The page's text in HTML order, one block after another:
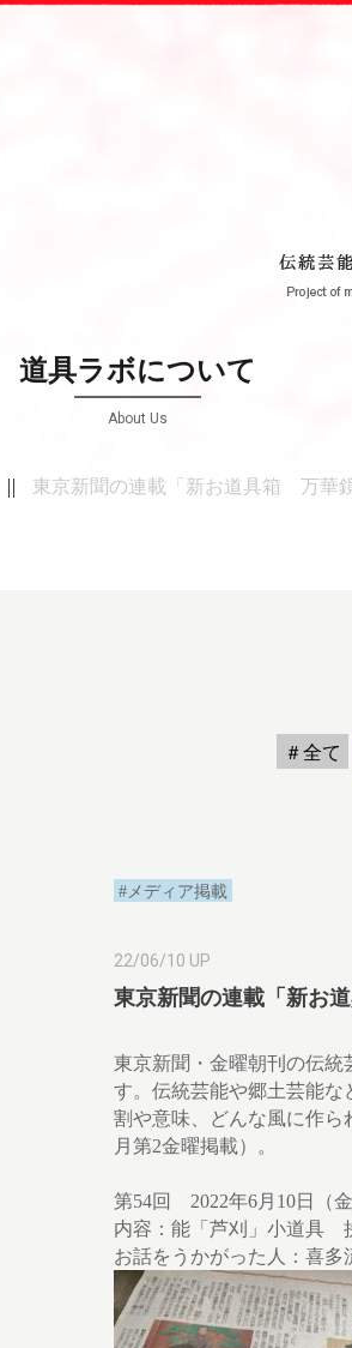
道具ラボについて
About Us
東京新聞の連載「新お道具箱 万華鏡」（54 能の
＃全て
#メディア掲載
22/06/10 UP
東京新聞の連載「新お
東京新聞・金曜朝刊の伝
す。伝統芸能や郷土芸能な
割や意味、どんな風に作
月第2金曜掲載）。
第54回 2022年6月10日（金
内容：能「芦刈」小道具
お話をうかがった人：喜